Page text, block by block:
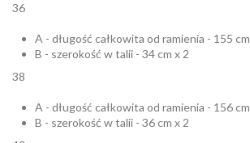
36
A - długość całkowita od ramienia - 155 cm
B - szerokość w talii - 34 cm x 2
38
A - długość całkowita od ramienia - 156 cm
B - szerokość w talii - 36 cm x 2